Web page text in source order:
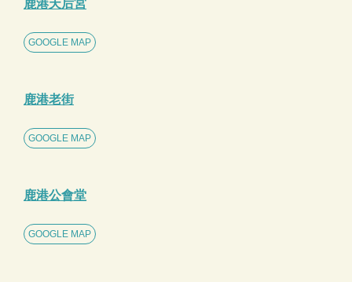
鹿港天后宮
GOOGLE MAP
鹿港老街
GOOGLE MAP
鹿港公會堂
GOOGLE MAP